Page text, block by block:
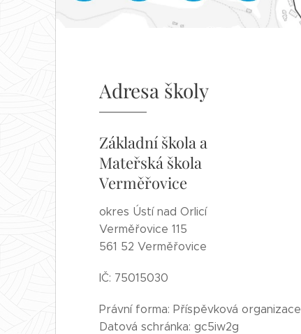
Adresa školy
Základní škola a
Mateřská škola
Verměřovice
okres Ústí nad Orlicí
Verměřovice 115
561 52 Verměřovice
IČ: 75015030
Právní forma: Příspěvková organizace
Datová schránka: gc5iw2g